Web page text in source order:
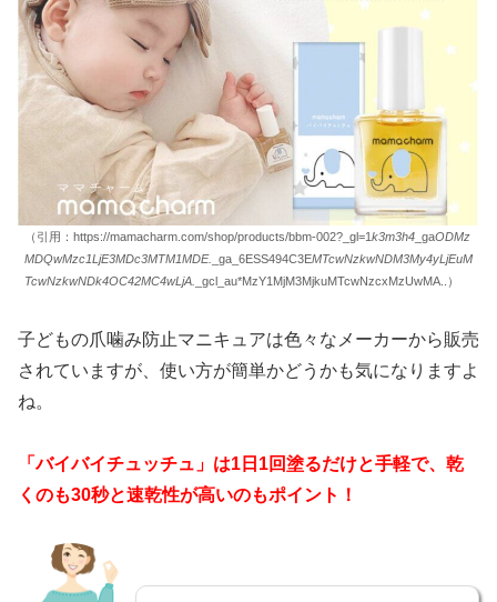
（引用：https://mamacharm.com/shop/products/bbm-002?_gl=1k3m3h4 _gaODMz
MDQwMzc1LjE3MDc3MTM1MDE.
_ga_6ESS494C3EMTcwNzkwNDM3My4yLjEuM
TcwNzkwNDk4OC42MC4wLjA.
_gcl_au*MzY1MjM3MjkuMTcwNzcxMzUwMA..）
子どもの爪噛み防止マニキュアは色々なメーカーから販売
されていますが、使い方が簡単かどうかも気になりますよ
ね。
「バイバイチュッチュ」は1日1回塗るだけと手軽で、乾
くのも30秒と速乾性が高いのもポイント！